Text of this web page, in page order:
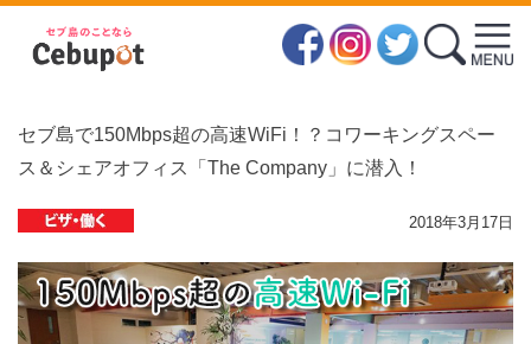
セブ島で150Mbps超の高速WiFi！？コワーキングスペー
ス＆シェアオフィス「The Company」に潜入！
2018年3月17日